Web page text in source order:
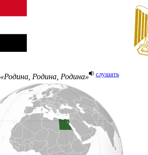
«Родина, Родина, Родина» слушать